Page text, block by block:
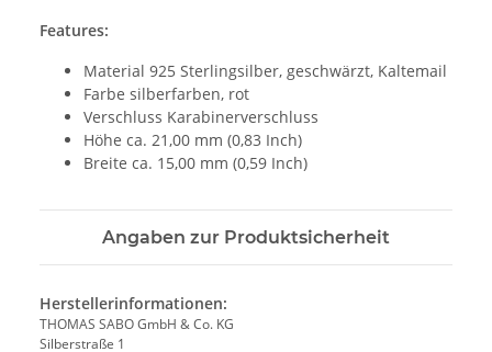
Features:
Material 925 Sterlingsilber, geschwärzt, Kaltemail
Farbe silberfarben, rot
Verschluss Karabinerverschluss
Höhe ca. 21,00 mm (0,83 Inch)
Breite ca. 15,00 mm (0,59 Inch)
Angaben zur Produktsicherheit
Herstellerinformationen:
THOMAS SABO GmbH & Co. KG
Silberstraße 1